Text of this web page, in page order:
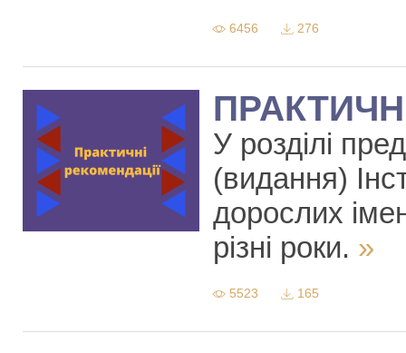
6456 276
У розділі
(видання)
дорослих
різні роки. »
5523 165